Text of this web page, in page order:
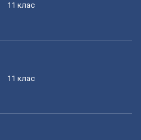
11 клас
11 клас